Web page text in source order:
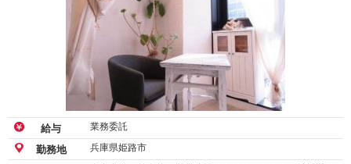
給与 業務委託
勤務地 兵庫県姫路市